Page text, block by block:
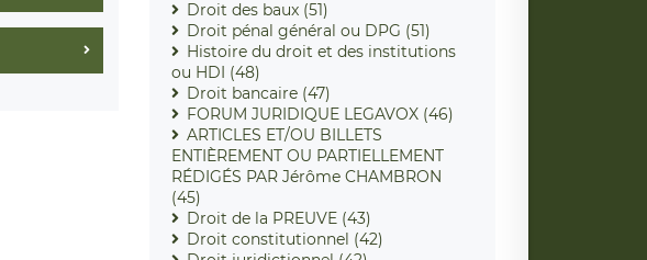
Droit des baux (51)
Droit pénal général ou DPG (51)
Histoire du droit et des institutions
ou HDI (48)
Droit bancaire (47)
FORUM JURIDIQUE LEGAVOX (46)
ARTICLES ET/OU BILLETS
ENTIÈREMENT OU PARTIELLEMENT
RÉDIGÉS PAR Jérôme CHAMBRON
(45)
Droit de la PREUVE (43)
Droit constitutionnel (42)